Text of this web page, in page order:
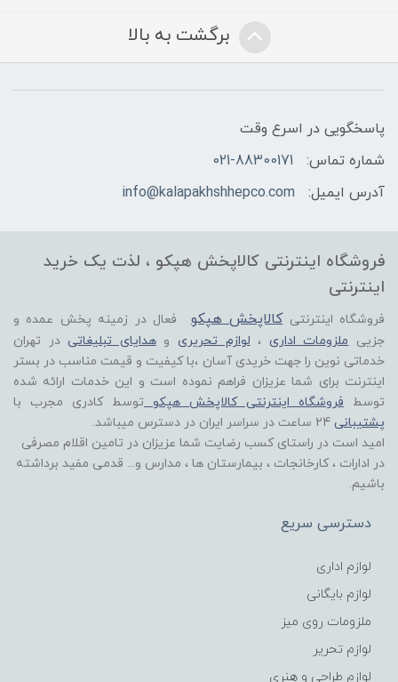
برگشت به بالا
پاسخگویی در اسرع وقت
شماره تماس:
021-88300171
آدرس ایمیل:
info@kalapakhshhepco.com
فروشگاه اینترنتی کالاپخش هپکو ، لذت یک خرید
اینترنتی
فروشگاه اینترنتی کالاپخش هپکو
فعال در زمینه پخش عمده و
جزییملزومات اداری ،لوازم تحریری وهدایای تبلیغاتیدر تهران
خدماتی نوین را جهت خریدی آسان ،با کیفیت و قیمت مناسب در بستر
اینترنت برای شما عزیزان فراهم نموده است و این خدمات ارائه شده
توسط فروشگاه اینترنتی کالاپخش هپکو
توسط کادری مجرب با
پشتیبانی
امید است در راستای کسب رضایت شما عزیزان در تامین اقلام مصرفی
در ادارات ، کارخانجات ، بیمارستان ها ، مدارس و... قدمی مفید برداشته
باشیم.
دسترسی سریع
لوازم اداری
لوازم بایگانی
ملزومات روی میز
لوازم تحریر
لوازم طراحی و هنری